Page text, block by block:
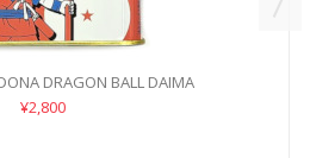
DRAGON BALL DAIMA
¥2,800